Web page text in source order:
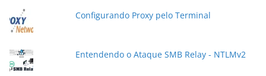
-
a
i
Configurando Proxy pelo Terminal
Entendendo o Ataque SMB Relay - NTLMv2